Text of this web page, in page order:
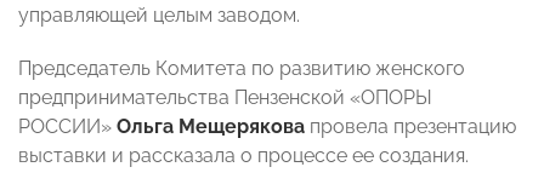
управляющей целым заводом.
Председатель Комитета по развитию женского
предпринимательства Пензенской «ОПОРЫ
РОССИИ» Ольга Мещерякова провела презентацию
выставки и рассказала о процессе ее создания.